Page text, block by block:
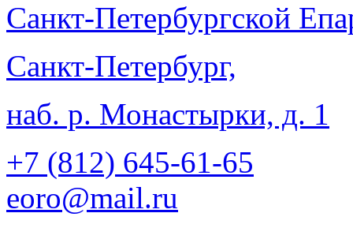
Санкт-Петербургской
Санкт-Петербург,
наб. р. Монастырки, д. 1
+7 (812) 645-61-65
eoro@mail.ru